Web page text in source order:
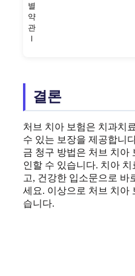
별
약
관
Ⅰ
결론
처브 치아 보험은 치과치
수 있는 보장을 제공합니
금 청구 방법은 처브 치아
인할 수 있습니다. 치아
고, 건강한 입소문으로 바
세요. 이상으로 처브 치아
습니다.